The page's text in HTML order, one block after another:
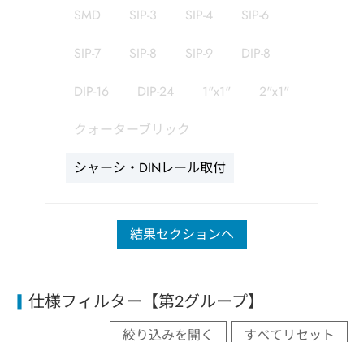
SMD
SIP-3 SIP-4 SIP-6
SIP-7 SIP-8 SIP-9 DIP-8
DIP-16 DIP-24 1"x1" 2"x1"
クォーターブリック
シャーシ・DINレール取付
結果セクションへ
仕様フィルター【第2グループ】
絞り込みを開く すべてリセット